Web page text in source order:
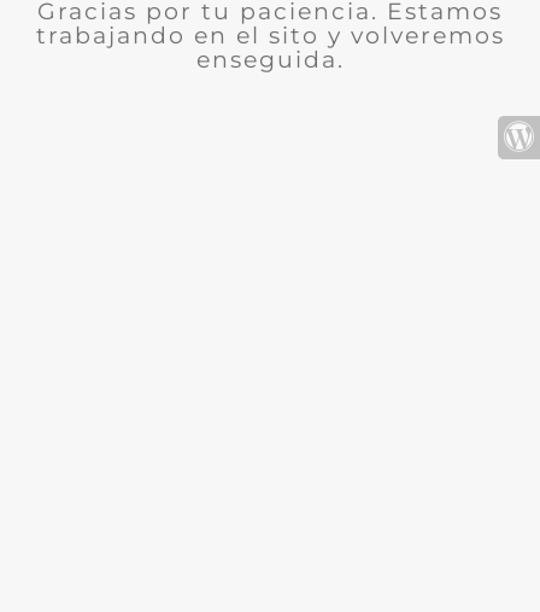
Gracias por tu paciencia. Estamos
trabajando en el sito y volveremos
enseguida.